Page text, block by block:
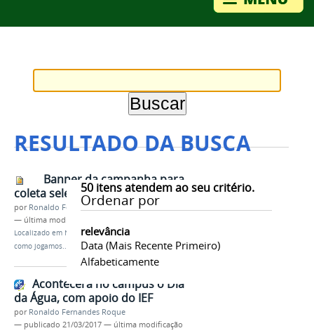
RESULTADO DA BUSCA
50itens atendem ao seu critério.
Ordenar por
relevância
Data (mais Recente Primeiro)
Alfabeticamente
Banner da campanha para
coleta seletiva abril_2017.jpg
por Ronaldo Fernandes Roque
— última modificação
Localizado em Notícias /Somos o que jogamos fora; e
como jogamos...
Acontecerá no campus o Dia
da Água, com apoio do IEF
por Ronaldo Fernandes Roque
— publicado 21/03/2017 — última modificação